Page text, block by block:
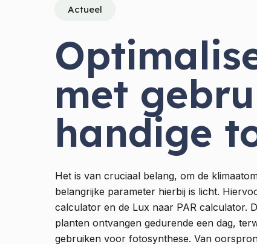
Actueel
met
handige
Het is van cruciaal belang, om de
belangrijke parameter hierbij is licht.
calculator en de Lux naar PAR calculator.
planten ontvangen gedurende een dag,
gebruiken voor fotosynthese. Van